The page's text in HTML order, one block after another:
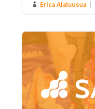
 Erica Alaluusua